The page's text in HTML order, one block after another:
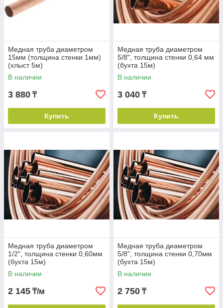
Выбор варианта оплаты.
Мы доставляем товары.
Купить медные трубы и фитинги на сайте можно в
несколько кликов. Оформление заявки не вызовет
никаких сложностей.
Связаться с нами
Медная труба диаметром
15мм (толщина стенки 1мм)
(хлыст 5м)
В наличии
3 880 ₸
Купить
Медная труба диаметром
5/8", толщина стенки 0,64 мм
(бухта 15м)
В наличии
3 040 ₸
Купить
Медная труба диаметром
1/2", толщина стенки 0,60мм
(бухта 15м)
В наличии
2 145 ₸/м
Медная труба диаметром
5/8", толщина стенки 0,70мм
(бухта 15м)
В наличии
2 750 ₸